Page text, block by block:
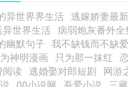
异世界界生活 逃嫁娇妻最
世界生活 病弱炮灰番外全
幽默句子 我不缺钱而不缺
神明漫画 只为那一抹红
读 逃婚娶对郎短剧 网游
00小说网 吾爱小说 三